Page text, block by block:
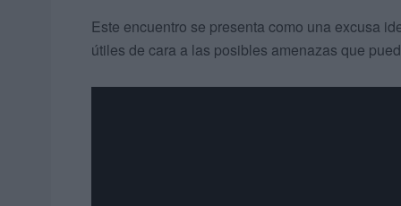
Este encuentro se presenta como una excusa
útiles de cara a las posibles amenazas que